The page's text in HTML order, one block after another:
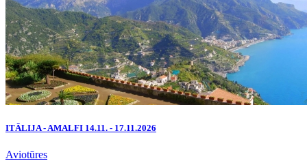
ITĀLIJA - AMALFI 14.11. - 17.11.2026
Aviotūres